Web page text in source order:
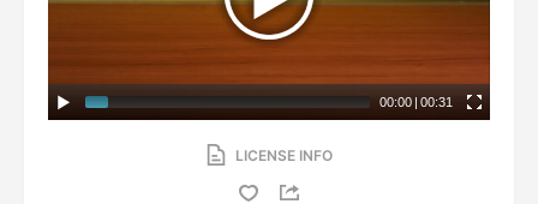
00:00 | 00:31
LICENSE INFO